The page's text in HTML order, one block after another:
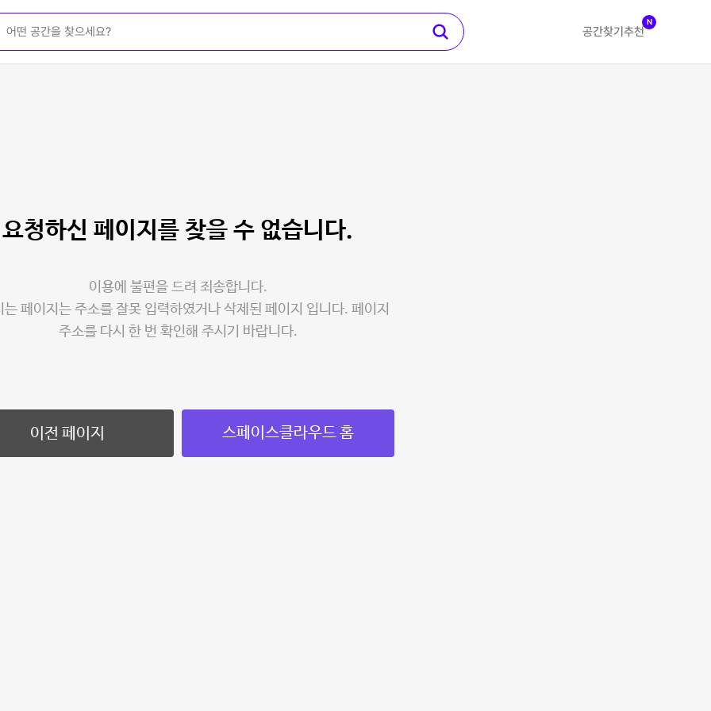
공간찾기 추천
N
요청하신 페이지를 찾을 수 없습니다.
이용에 불편을 드려 죄송합니다.
는 페이지는 주소를 잘못 입력하였거나 삭제된 페이지 입니다. 페이지
주소를 다시 한 번 확인해 주시기 바랍니다.
이전 페이지 스페이스클라우드 홈